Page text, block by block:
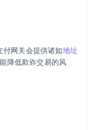
付网关会提供诸如地址
降低欺诈交易的风